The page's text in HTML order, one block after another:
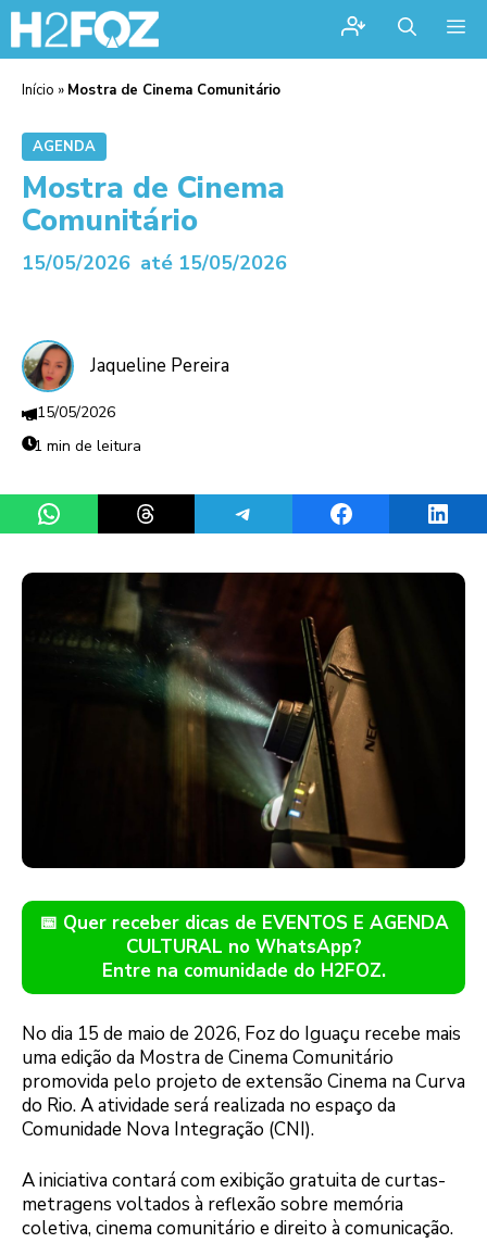
Início » Mostra de Cinema Comunitário
AGENDA
Mostra de Cinema
Comunitário
15/05/2026 até 15/05/2026
Jaqueline Pereira
15/05/2026
1 min de leitura
Share on WhatsAppShare on ThreadsShare on TelegramShare on Facebook
📅 Quer receber dicas de EVENTOS E AGENDA
CULTURAL no WhatsApp?
Entre na comunidade do H2FOZ.
No dia 15 de maio de 2026, Foz do Iguaçu recebe mais
uma edição da Mostra de Cinema Comunitário
promovida pelo projeto de extensão Cinema na Curva
do Rio. A atividade será realizada no espaço da
Comunidade Nova Integração (CNI).
A iniciativa contará com exibição gratuita de curtas-
metragens voltados à reflexão sobre memória
coletiva, cinema comunitário e direito à comunicação.